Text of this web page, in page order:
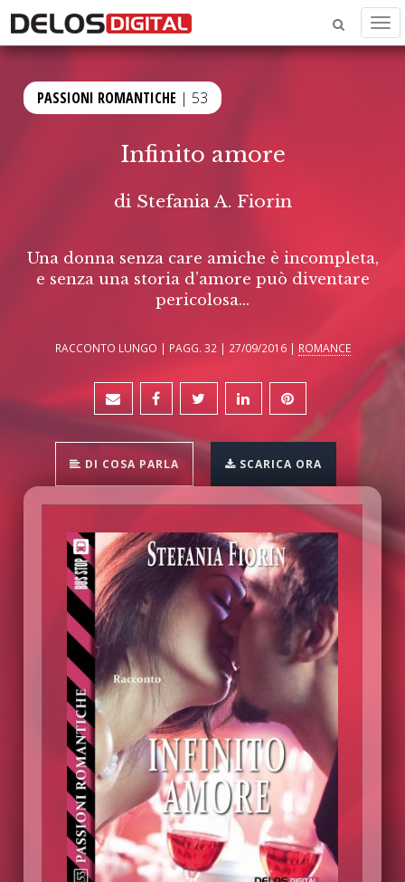
PASSIONI ROMANTICHE | 53
Infinito amore
di Stefania A. Fiorin
Una donna senza care amiche è incompleta,
e senza una storia d’amore può diventare
pericolosa...
RACCONTO LUNGO | PAGG. 32 | 27/09/2016 | ROMANCE
DI COSA PARLA SCARICA ORA